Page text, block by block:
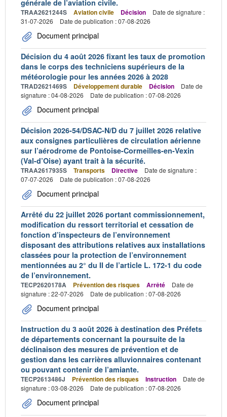
générale de l’aviation civile.
TRAA2621244S Aviation civile Décision
Date de signature :
31-07-2026
Date de publication : 07-08-2026
Document principal
Décision du 4 août 2026 fixant les taux de promotion
dans le corps des techniciens supérieurs de la
météorologie pour les années 2026 à 2028
TRAD2621469S Développement durable Décision
Date de
signature : 04-08-2026
Date de publication : 07-08-2026
Document principal
Décision 2026-54/DSAC-N/D du 7 juillet 2026 relative
aux consignes particulières de circulation aérienne
sur l’aérodrome de Pontoise-Cormeilles-en-Vexin
(Val-d’Oise) ayant trait à la sécurité.
TRAA2617935S Transports Directive
Date de signature :
07-07-2026
Date de publication : 07-08-2026
Document principal
Arrêté du 22 juillet 2026 portant commissionnement,
modification du ressort territorial et cessation de
fonction d’inspecteurs de l’environnement
disposant des attributions relatives aux installations
classées pour la protection de l’environnement
mentionnées au 2° du II de l’article L. 172-1 du code
de l’environnement.
TECP2620178A Prévention des risques Arrêté
Date de
signature : 22-07-2026
Date de publication : 07-08-2026
Document principal
Instruction du 3 août 2026 à destination des Préfets
de départements concernant la poursuite de la
déclinaison des mesures de prévention et de
gestion dans les carrières alluvionnaires contenant
ou pouvant contenir de l’amiante.
TECP2613486J Prévention des risques Instruction
Date de
signature : 03-08-2026
Date de publication : 07-08-2026
Document principal